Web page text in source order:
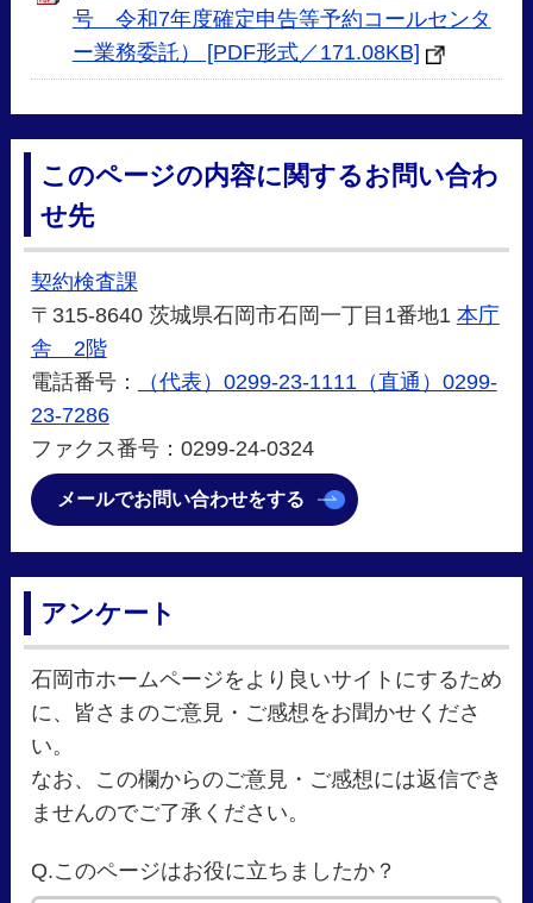
号 令和7年度確定申告等予約コールセンタ
ー業務委託） [PDF形式／171.08KB]
このページの内容に関するお問い合わ
せ先
契約検査課
〒315-8640 茨城県石岡市石岡一丁目1番地1 本庁
舎 2階
電話番号：
（代表）0299-23-1111（直通）0299-
23-7286
ファクス番号：0299-24-0324
メールでお問い合わせをする
アンケート
石岡市ホームページをより良いサイトにするため
に、皆さまのご意見・ご感想をお聞かせくださ
い。
なお、この欄からのご意見・ご感想には返信でき
ませんのでご了承ください。
Q.このページはお役に立ちましたか？